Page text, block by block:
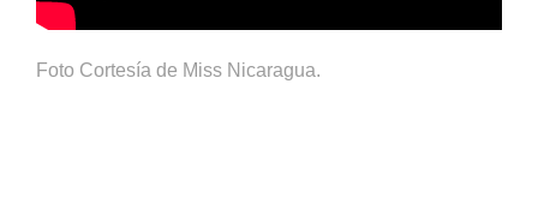
Foto Cortesía de Miss Nicaragua.